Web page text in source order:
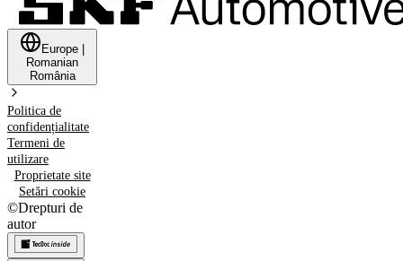
Europe
Romanian
România
Politica de
confidențialitate
Termeni de
utilizare
Proprietate site
Setări cookie
©Drepturi de
autor